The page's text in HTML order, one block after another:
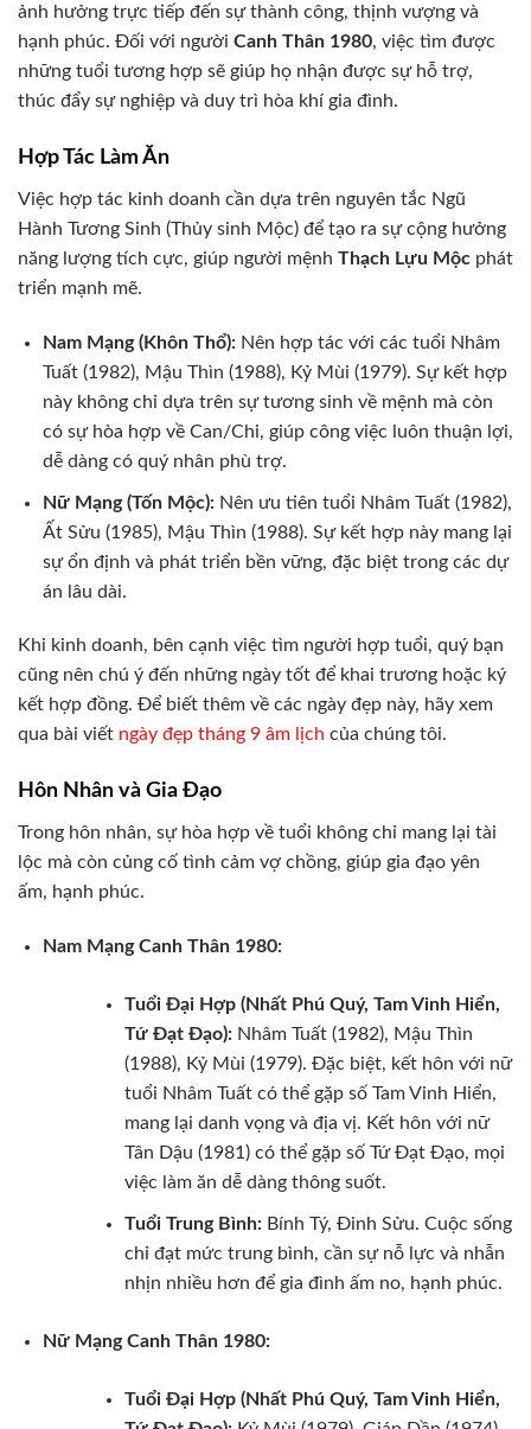
ảnh hưởng trực tiếp đến sự thành công, thịnh vượng và
hạnh phúc. Đối với người Canh Thân 1980, việc tìm được
những tuổi tương hợp sẽ giúp họ nhận được sự hỗ trợ,
thúc đẩy sự nghiệp và duy trì hòa khí gia đình.
Hợp Tác Làm Ăn
Việc hợp tác kinh doanh cần dựa trên nguyên tắc Ngũ
Hành Tương Sinh (Thủy sinh Mộc) để tạo ra sự cộng hưởng
năng lượng tích cực, giúp người mệnh Thạch Lựu Mộc phát
triển mạnh mẽ.
Nam Mạng (Khôn Thổ):Nên hợp tác với các tuổi Nhâm
Tuất (1982), Mậu Thìn (1988), Kỷ Mùi (1979). Sự kết hợp
này không chỉ dựa trên sự tương sinh về mệnh mà còn
có sự hòa hợp về Can/Chi, giúp công việc luôn thuận lợi,
dễ dàng có quý nhân phù trợ.
Nữ Mạng (Tốn Mộc):Nên ưu tiên tuổi Nhâm Tuất (1982),
Ất Sửu (1985), Mậu Thìn (1988). Sự kết hợp này mang lại
sự ổn định và phát triển bền vững, đặc biệt trong các dự
án lâu dài.
Khi kinh doanh, bên cạnh việc tìm người hợp tuổi, quý bạn
cũng nên chú ý đến những ngày tốt để khai trương hoặc ký
kết hợp đồng. Để biết thêm về các ngày đẹp này, hãy xem
qua bài viết ngày đẹp tháng 9 âm lịch của chúng tôi.
Hôn Nhân và Gia Đạo
Trong hôn nhân, sự hòa hợp về tuổi không chỉ mang lại tài
lộc mà còn củng cố tình cảm vợ chồng, giúp gia đạo yên
ấm, hạnh phúc.
Nam Mạng Canh Thân 1980:
Tuổi Đại Hợp (Nhất Phú Quý, Tam Vinh Hiển,
Tứ Đạt Đạo):Nhâm Tuất (1982), Mậu Thìn
(1988), Kỷ Mùi (1979). Đặc biệt, kết hôn với nữ
tuổi Nhâm Tuất có thể gặp số Tam Vinh Hiển,
mang lại danh vọng và địa vị. Kết hôn với nữ
Tân Dậu (1981) có thể gặp số Tứ Đạt Đạo, mọi
việc làm ăn dễ dàng thông suốt.
Tuổi Trung Bình:Bính Tý, Đinh Sửu. Cuộc sống
chỉ đạt mức trung bình, cần sự nỗ lực và nhẫn
nhịn nhiều hơn để gia đình ấm no, hạnh phúc.
Nữ Mạng Canh Thân 1980:
Tuổi Đại Hợp (Nhất Phú Quý, Tam Vinh Hiển,